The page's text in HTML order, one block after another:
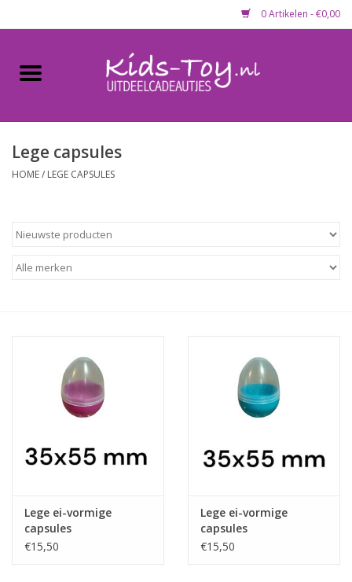
0 Artikelen - €0,00
Home
Gevulde capsules & mixen
Maandaanbieding
Koopjeshoek
Speelgoedautomaten
Speelgoedpakketten
Gevulde capsules & mixen
32/35 mm
Klein speelgoed
Snoep / kauwgomballen
Lege capsules
HOME/ LEGE CAPSULES
Lege ei-vormige
capsules
roze/transparant
€15,50
Lege ei-vormige
capsules
lichtblauw/transparant
€15,50